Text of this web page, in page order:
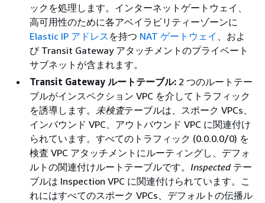
ックを処理します。インターネットゲートウェイ、
高可用性のために各アベイラビリティーゾーンに
Elastic IP アドレス を持つ NAT ゲートウェイ 、およ
び Transit Gateway アタッチメントのプライベート
サブネットが含まれます。
Transit Gateway ルートテーブル: 2 つのルートテー
ブルがインスペクション VPC を介してトラフィック
を誘導します。 未検査テーブルは、スポーク VPCs、
インバウンド VPC、アウトバウンド VPC に関連付け
られています。すべてのトラフィック (0.0.0.0/0) を
検査 VPC アタッチメントにルーティングし、デフォ
ルトの関連付けルートテーブルです。 Inspected テー
ブルは Inspection VPC に関連付けられています。こ
れにはすべてのスポーク VPCs、デフォルトの伝播ル